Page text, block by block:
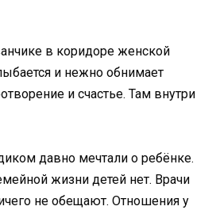
в коридоре женской
и нежно обнимает
и счастье. Там внутри
давно мечтали о ребёнке.
жизни детей нет. Врачи
не обещают. Отношения у